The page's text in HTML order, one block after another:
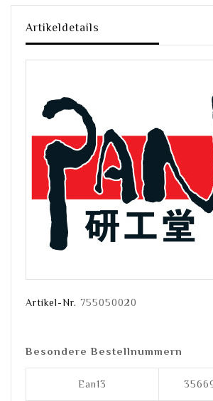
Artikeldetails
Artikel-Nr. 755050020
Besondere Bestellnummern
Ean13